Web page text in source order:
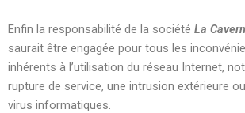
Enfin la responsabilité de la société La
saurait être engagée pour tous les
inhérents à l’utilisation du réseau Internet,
rupture de service, une intrusion extérieure
virus informatiques.